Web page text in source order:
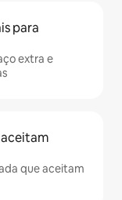
para
extra e
que aceitam